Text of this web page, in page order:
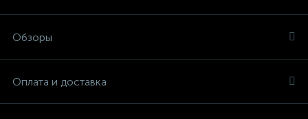
Обзоры
Оплата и доставка